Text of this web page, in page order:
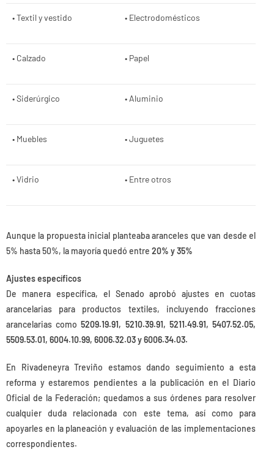
• Textil y vestido • Electrodomésticos
• Calzado • Papel
• Siderúrgico • Aluminio
• Muebles • Juguetes
• Vidrio • Entre otros
Aunque la propuesta inicial planteaba aranceles que van desde el
5% hasta 50%, la mayoría quedó entre 20% y 35%
Ajustes específicos
De manera específica, el Senado aprobó ajustes en cuotas
arancelarias para productos textiles, incluyendo fracciones
arancelarias como5209.19.91, 5210.39.91, 5211.49.91, 5407.52.05,
5509.53.01, 6004.10.99, 6006.32.03 y 6006.34.03.
En Rivadeneyra Treviño estamos dando seguimiento a esta
reforma y estaremos pendientes a la publicación en el Diario
Oficial de la Federación; quedamos a sus órdenes para resolver
cualquier duda relacionada con este tema, así como para
apoyarles en la planeación y evaluación de las implementaciones
correspondientes.